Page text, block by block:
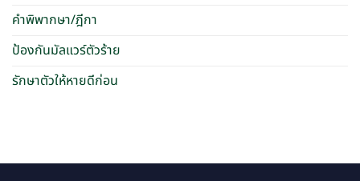
คำพิพากษา/ฎีกา
ป้องกันมัลแวร์ตัวร้าย
รักษาตัวให้หายดีก่อน